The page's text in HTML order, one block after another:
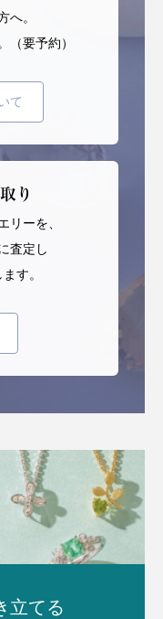
へ。
（要予約）
て
り
リーを、
査定し
す。
立てる